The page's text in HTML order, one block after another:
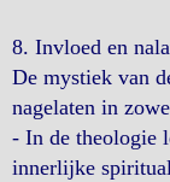
8. Invloed en
De mystiek van
nagelaten in
- In de theologie
innerlijke